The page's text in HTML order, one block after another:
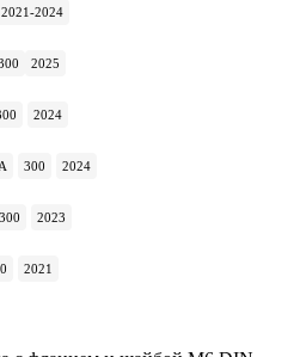
2021-2024
2025
2024
300 2024
300 2023
2021